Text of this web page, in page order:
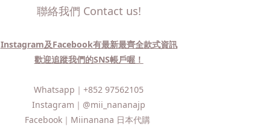
聯絡我們 Contact us!
Instagram及Facebook有最新最齊全款式資訊
歡迎追蹤我們的SNS帳戶喔！
Whatsapp｜ +852 97562105
Instagram｜ @mii_nananajp
Facebook｜ Miinanana 日本代購